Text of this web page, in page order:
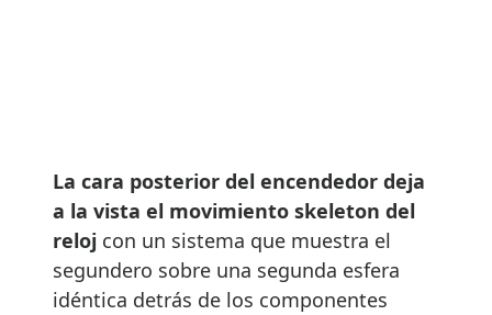
La cara posterior del encendedor deja
a la vista el movimiento skeleton del
reloj con un sistema que muestra el
segundero sobre una segunda esfera
idéntica detrás de los componentes